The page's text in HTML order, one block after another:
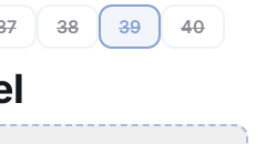
38 39 40